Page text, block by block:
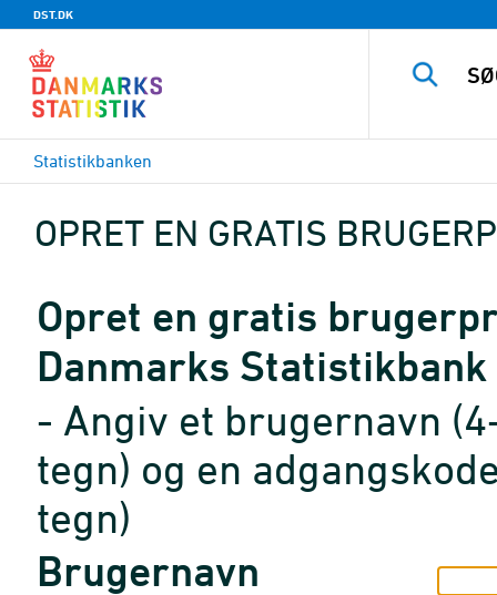
DST.DK
Statistikbanken
OPRET EN GRATIS
Opret en gratis
Danmarks Statistikbank
- Angiv et brugernavn
tegn) og en
tegn)
Brugernavn